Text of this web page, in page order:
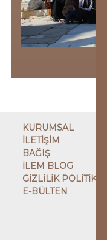
KURUMSAL
İLETİŞİM
BAĞIŞ
İLEM BLOG
GİZLİLİK POLİTİKASI
E-BÜLTEN